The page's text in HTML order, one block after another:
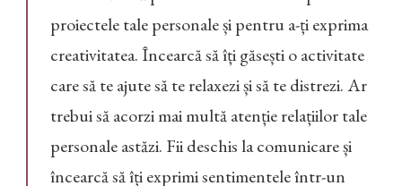
proiectele tale personale și pentru a-ți exprima
creativitatea. Încearcă să îți găsești o activitate
care să te ajute să te relaxezi și să te distrezi. Ar
trebui să acorzi mai multă atenție relațiilor tale
personale astăzi. Fii deschis la comunicare și
încearcă să îți exprimi sentimentele într-un